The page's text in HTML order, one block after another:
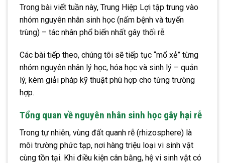
Trong bài viết tuần này, Trung Hiệp Lợi tập trung vào
nhóm nguyên nhân sinh học (nấm bệnh và tuyến
trùng) – tác nhân phổ biến nhất gây thối rễ.
Các bài tiếp theo, chúng tôi sẽ tiếp tục “mổ xẻ” từng
nhóm nguyên nhân lý học, hóa học và sinh lý – quản
lý, kèm giải pháp kỹ thuật phù hợp cho từng trường
hợp.
Tổng quan về nguyên nhân sinh học gây hại rễ
Trong tự nhiên, vùng đất quanh rễ (rhizosphere) là
môi trường phức tạp, nơi hàng triệu loại vi sinh vật
cùng tồn tại. Khi điều kiện cân bằng, hệ vi sinh vật có